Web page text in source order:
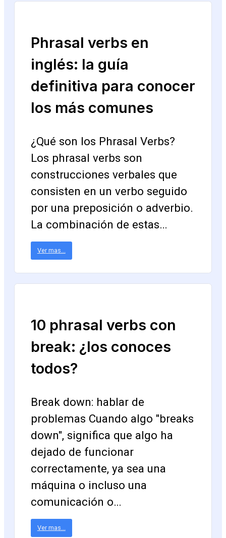
Phrasal verbs en
inglés: la guía
definitiva para conocer
los más comunes
¿Qué son los Phrasal Verbs?
Los phrasal verbs son
construcciones verbales que
consisten en un verbo seguido
por una preposición o adverbio.
La combinación de estas…
Ver mas...
10 phrasal verbs con
break: ¿los conoces
todos?
Break down: hablar de
problemas Cuando algo "breaks
down", significa que algo ha
dejado de funcionar
correctamente, ya sea una
máquina o incluso una
comunicación o…
Ver mas...